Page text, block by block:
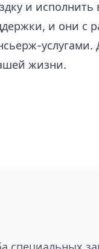
и исполнить
и они с
услугами.
жизни.